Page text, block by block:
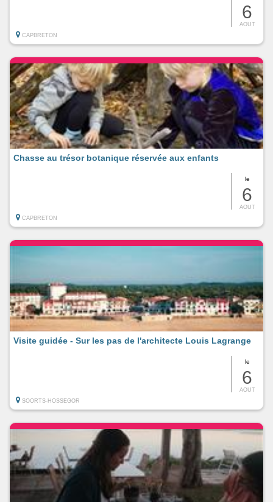
6
AOUT
CAPBRETON
le
6
AOUT
Chasse au trésor botanique réservée aux enfants
CAPBRETON
le
6
AOUT
Visite guidée - Sur les pas de l'architecte Louis Lagrange
SOORTS-HOSSEGOR